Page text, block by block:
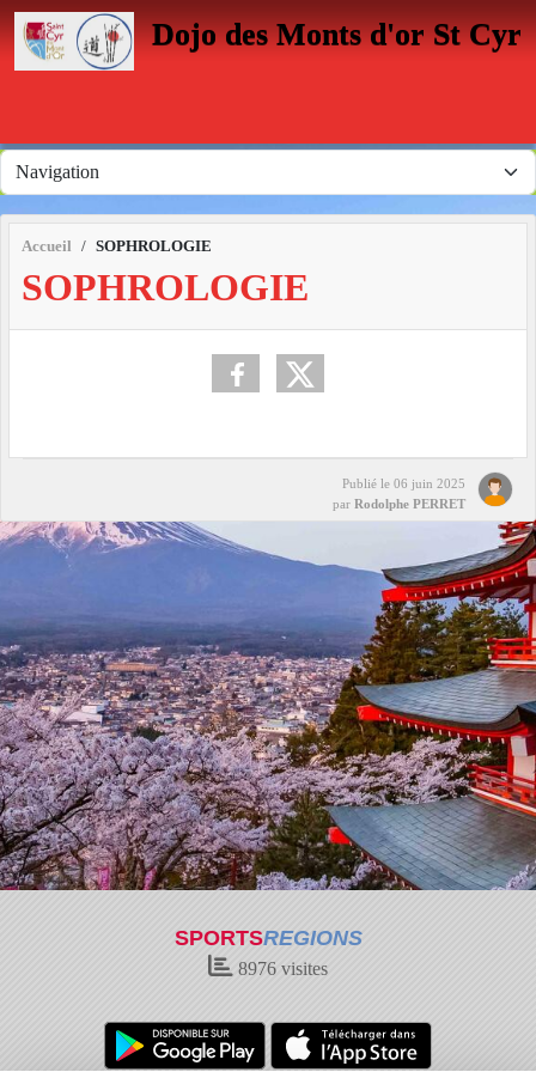
Dojo des Monts d'or St Cyr
Accueil SOPHROLOGIE
SOPHROLOGIE
Publié le 06 juin 2025
par Rodolphe PERRET
SPORTSREGIONS
8976 visites
Panneau de gestion des cookies